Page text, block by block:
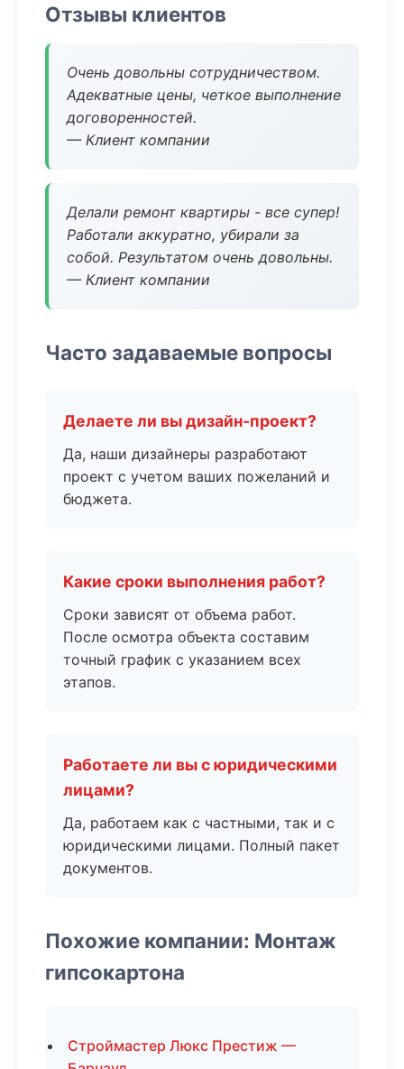
Отзывы клиентов
Очень довольны сотрудничеством.
Адекватные цены, четкое выполнение
договоренностей.
— Клиент компании
Делали ремонт квартиры - все супер!
Работали аккуратно, убирали за
собой. Результатом очень довольны.
— Клиент компании
Часто задаваемые вопросы
Делаете ли вы дизайн-проект?
Да, наши дизайнеры разработают
проект с учетом ваших пожеланий и
бюджета.
Какие сроки выполнения работ?
Сроки зависят от объема работ.
После осмотра объекта составим
точный график с указанием всех
этапов.
Работаете ли вы с юридическими
лицами?
Да, работаем как с частными, так и с
юридическими лицами. Полный пакет
документов.
Похожие компании: Монтаж
гипсокартона
Строймастер Люкс Престиж —